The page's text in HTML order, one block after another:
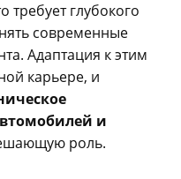
требует глубокого
современные
Адаптация к этим
карьере, и
и
роль.